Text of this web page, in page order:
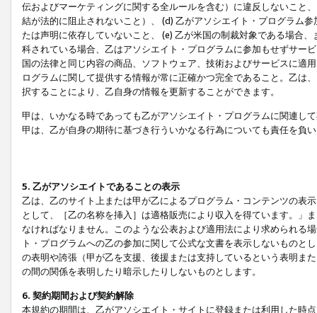
伝およびマーケティングに関する全ルールを含む）に違反しないこと
結が法的に阻止されないこと）、 (d) 乙がアソシエイト・プログラム
たは声明に依存していないこと、 (e) 乙が米国の制裁対象である場合
科されている場合、乙はアソシエイト・プログラムに参加もせずサー
国の法律と同じ内容の商品、ソフトウェア、技術およびサービスに適
ログラムに関して提供する情報が常に正確かつ完全であること。乙は
択することにより、乙自身の情報を更新することができます。
甲は、いかなる時であっても乙がアソシエイト・プログラムに関連し
甲は、乙が自身の期待に基づき行ういかなる行為についても責任を負
5. 乙がアソシエイトであることの表示
乙は、乙のサイト上または甲が乙によるプログラム・コンテンツの表
として、［乙の名称を挿入］は適格販売により収入を得ています。」
なければなりません。このような公表および適用法により求められる
ト・プログラムへの乙の参加に関して公式な文書を表示しないもの
の表明や誇張（甲が乙を支援、後援または支持しているという表明ま
の間の関係を表明したり暗示したりしないものとします。
6. 契約期間および契約解除
本規約の期間は、乙がアソシエイト・サイトに登録または利用した時